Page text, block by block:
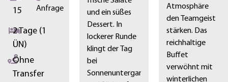
15
Anfrage
2 Tage (1
ÜN)
Ohne
Transfer
und ein süßes
Dessert. In
lockerer Runde
klingt der Tag
bei
Sonnenuntergang
Atmosphäre
den Teamgeist
stärken. Das
reichhaltige
Buffet
verwöhnt mit
winterlichen